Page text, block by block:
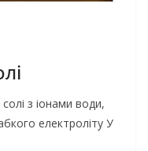
солі з іонами води,
електроліту У